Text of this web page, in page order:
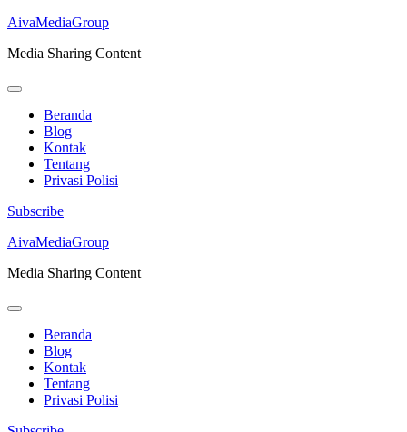
AivaMediaGroup
Media Sharing Content
Beranda
Blog
Kontak
Tentang
Privasi Polisi
Subscribe
Lompat
konten
Enter)
AivaMediaGroup
Media Sharing Content
Beranda
Blog
Kontak
Tentang
Privasi Polisi